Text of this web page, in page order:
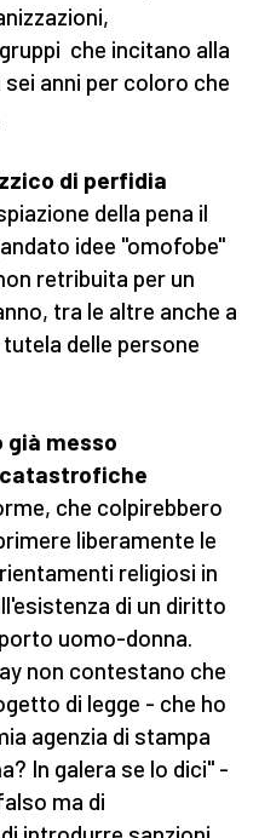
che incitano alla
anni per coloro che
di perfidia
della pena il
idee "omofobe"
retribuita per un
tra le altre anche a
delle persone
già messo
che colpirebbero
liberamente le
religiosi in
di un diritto
uomo-donna.
non contestano che
di legge - che ho
agenzia di stampa
In galera se lo dici" -
ma di